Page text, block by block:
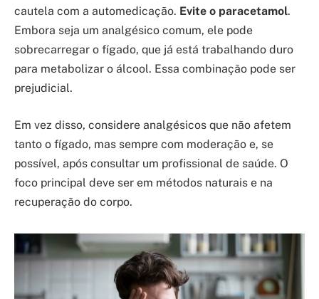
cautela com a automedicação. Evite o paracetamol.
Embora seja um analgésico comum, ele pode
sobrecarregar o fígado, que já está trabalhando duro
para metabolizar o álcool. Essa combinação pode ser
prejudicial.
Em vez disso, considere analgésicos que não afetem
tanto o fígado, mas sempre com moderação e, se
possível, após consultar um profissional de saúde. O
foco principal deve ser em métodos naturais e na
recuperação do corpo.